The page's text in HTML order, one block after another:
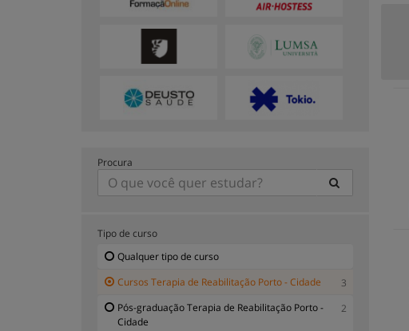
Procura
Tipo de curso
Qualquer tipo de curso
Cursos Terapia de Reabilitação Porto - Cidade
3
Pós-graduação Terapia de Reabilitação Porto -
Cidade
2